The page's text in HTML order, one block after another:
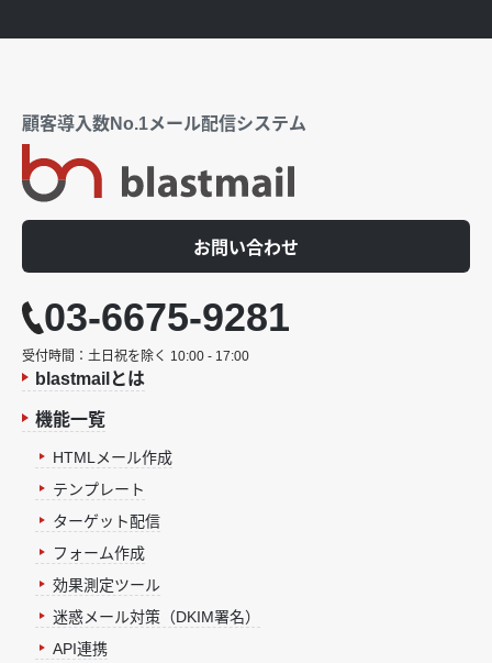
顧客導入数No.1メール配信システム
お問い合わせ
03-6675-9281
受付時間：土日祝を除く 10:00 - 17:00
blastmailとは
機能一覧
HTMLメール作成
テンプレート
ターゲット配信
フォーム作成
効果測定ツール
迷惑メール対策（DKIM署名）
API連携